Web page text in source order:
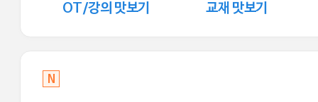
OT/강의 맛보기 교재 맛보기
N